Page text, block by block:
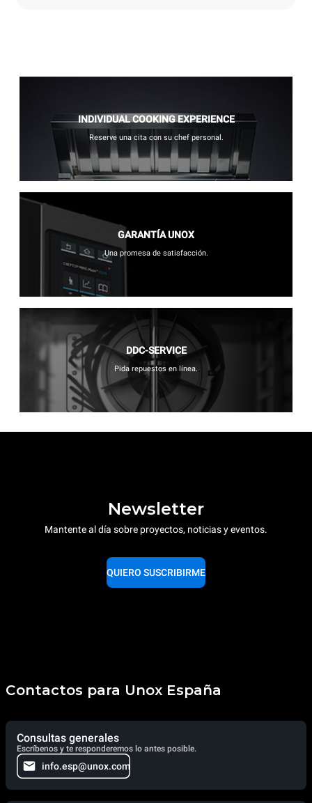
INDIVIDUAL COOKING EXPERIENCE
Reserve una cita con su chef personal.
GARANTÍA UNOX
Una promesa de satisfacción.
DDC-SERVICE
Pida repuestos en línea.
Newsletter
Mantente al día sobre proyectos, noticias y eventos.
QUIERO SUSCRIBIRME
Contactos para Unox España
Consultas generales
Escríbenos y te responderemos lo antes posible.
info.esp@unox.com